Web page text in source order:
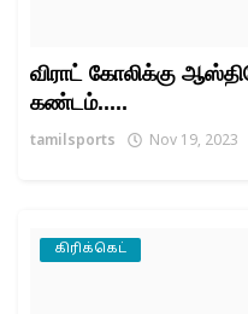
விராட் கோலிக்கு
கண்டம்.....
tamilsports Nov 19, 2023
கிரிக்கெட்